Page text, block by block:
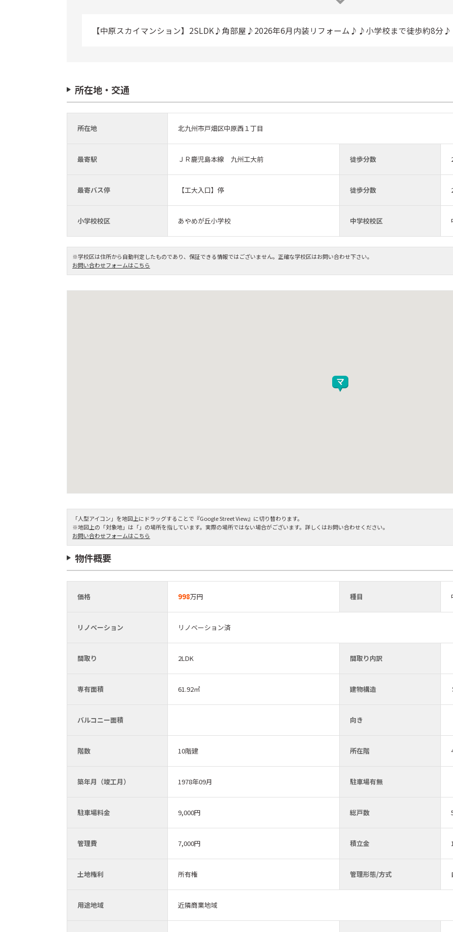
【中原スカイマンション】2SLDK♪角部屋♪2026年6月内装リフォーム♪♪小学校まで徒歩約8分♪
所在地・交通
所在地 北九州市戸畑区中原西１丁目
最寄駅 ＪＲ鹿児島本線 九州工大前 徒歩分数
最寄バス停 【工大入口】停 徒歩分数
小学校校区 あやめが丘小学校 中学校校区
※学校区は住所から自動判定したものであり、保証できる情報ではございません。正確な学校区はお問い合わせ下さい。
お問い合わせフォームはこちら
「人型アイコン」を地図上にドラッグすることで『Google Street View』に切り替わります。
※地図上の「対象地」は「」の場所を指しています。実際の場所ではない場合がございます。詳しくはお問い合わせください。
お問い合わせフォームはこちら
物件概要
価格 998万円 種目
リノベーション リノベーション済
間取り 2LDK 間取り内訳
専有面積 61.92㎡ 建物構造
バルコニー面積 向き
階数 10階建 所在階
築年月（竣工月） 1978年09月 駐車場有無
駐車場料金 9,000円 総戸数
管理費 7,000円 積立金
土地権利 所有権 管理形態/方式
用途地域 近隣商業地域